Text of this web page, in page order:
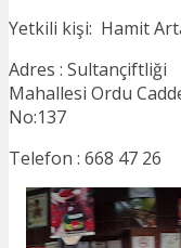
Yetkili kişi: Hamit
Adres : Sultançiftliği
Mahallesi Ordu
No:137
Telefon : 668 47 26